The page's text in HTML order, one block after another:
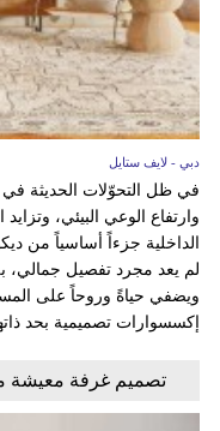
دبي - لايف ستايل
في ظل التحوّلات الحديثة في
وارتفاع الوعي البيئي،
الداخلية جزءاً أساسياً من
لم يعد مجرد تفصيل جمالي،
ويضفي حياةً وروحاً على
إكسسوارات تصميمية بحد
تصميم غرفة معيشة